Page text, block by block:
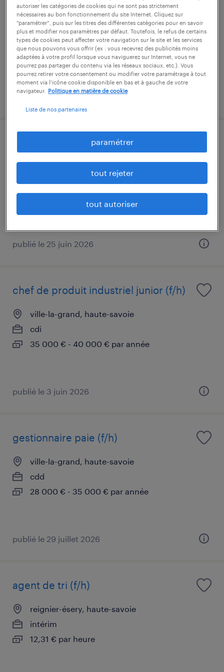
annemasse, haute-savoie
intérim
12,31 € par heure
publié le 1 juin 2026
technicien qualité (f/h)
27 000 € - 32 000 € par année
publié le 25 juin 2026
chef de produit industriel junior (f/h)
ville-la-grand, haute-savoie
cdi
35 000 € - 40 000 € par année
publié le 3 juin 2026
gestionnaire paie (f/h)
ville-la-grand, haute-savoie
cdd
28 000 € - 35 000 € par année
publié le 29 juillet 2026
agent de tri (f/h)
reignier-ésery, haute-savoie
intérim
12,31 € par heure
autoriser les catégories de cookies qui ne sont pas strictement
nécessaires au bon fonctionnement du site Internet. Cliquez sur
“paramétrer”, puis sur les titres des différentes catégories pour en savoir
plus et modifier nos paramètres par défaut. Toutefois, le refus de certains
types de cookies peut affecter votre navigation sur le site et les services
que nous pouvons vous offrir (ex : vous recevrez des publicités moins
adaptées à votre profil lorsque vous naviguerez sur Internet, vous ne
pourrez pas partager du contenu via les réseaux sociaux, etc.). Vous
pourrez retirer votre consentement ou modifier votre paramétrage à tout
moment via l’icône cookie disponible en bas et à gauche de votre
navigateur.
Politique en matière de cookie
Liste de nos partenaires
paramétrer
tout rejeter
tout autoriser